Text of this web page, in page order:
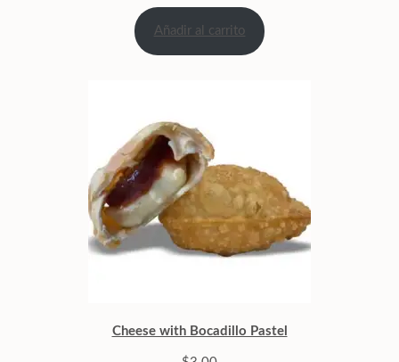
Añadir al carrito
Cheese with Bocadillo Pastel